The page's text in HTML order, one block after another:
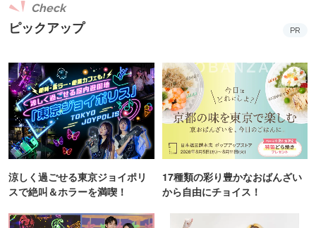
ピックアップ
Check
PR
涼しく過ごせる東京ジョイポリ
スで絶叫＆ホラーを満喫！
17種類の彩り豊かなおばんざい
から自由にチョイス！